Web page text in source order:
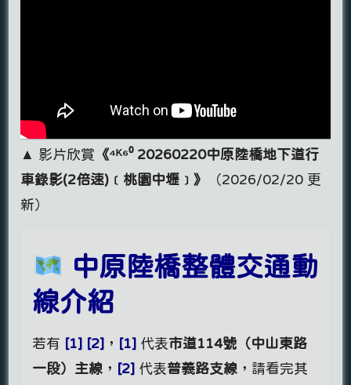
▲ 影片欣賞 《⁴ᴷ⁶⁰ 20260220中原陸橋地下道行
車錄影(2倍速)﹝桃園中壢﹞》
（2026/02/20 更
新）
中原陸橋整體交通動
線介紹
若有 [1] [2] ， [1] 代表市道114號（中山東路
一段）主線 ， [2] 代表普義路支線 ，請看完其